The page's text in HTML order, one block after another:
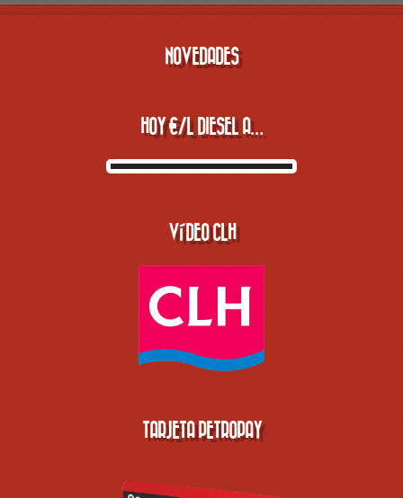
NOVEDADES
HOY €/L DIESEL A…
VÍDEO CLH
TARJETA PETROPAY